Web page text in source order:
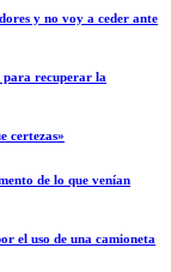
y no voy a ceder ante
para recuperar la
certezas»
de lo que venían
el uso de una camioneta